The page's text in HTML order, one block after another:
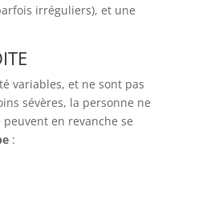
irréguliers), et une
variables, et ne sont pas
sévères, la personne ne
en revanche se
: